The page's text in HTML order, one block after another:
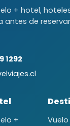
+ hotel,
antes de
1292
+